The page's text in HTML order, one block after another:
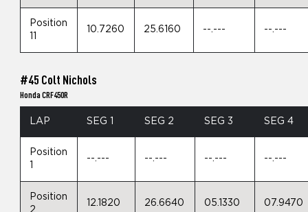
Position
11
10.7260 25.6160 --.--- --.---
#45 Colt Nichols
Honda CRF450R
LAP SEG 1 SEG 2 SEG 3 SEG 4
Position
--.--- --.--- --.--- --.---
Position
12.1820 26.6640 05.1330 07.9470